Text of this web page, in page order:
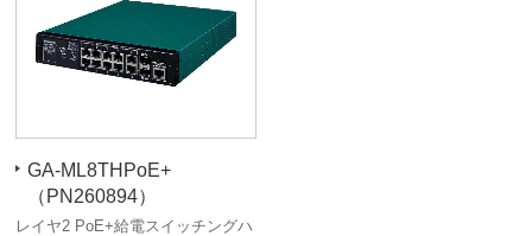
GA-ML8THPoE+
（PN260894）
レイヤ2 PoE+給電スイッチングハ